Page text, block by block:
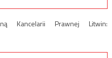
Kancelarii Prawnej Litwin: